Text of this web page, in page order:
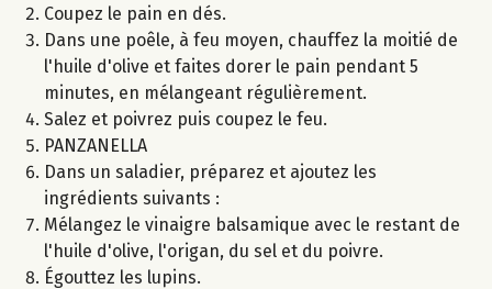
Coupez le pain en dés.
Dans une poêle, à feu moyen, chauffez la moitié de
l'huile d'olive et faites dorer le pain pendant 5
minutes, en mélangeant régulièrement.
Salez et poivrez puis coupez le feu.
PANZANELLA
Dans un saladier, préparez et ajoutez les
ingrédients suivants :
Mélangez le vinaigre balsamique avec le restant de
l'huile d'olive, l'origan, du sel et du poivre.
Égouttez les lupins.